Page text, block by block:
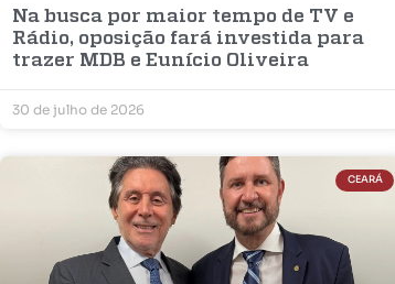
Na busca por maior tempo de TV e
Rádio, oposição fará investida para
trazer MDB e Eunício Oliveira
30 de julho de 2026
CEARÁ